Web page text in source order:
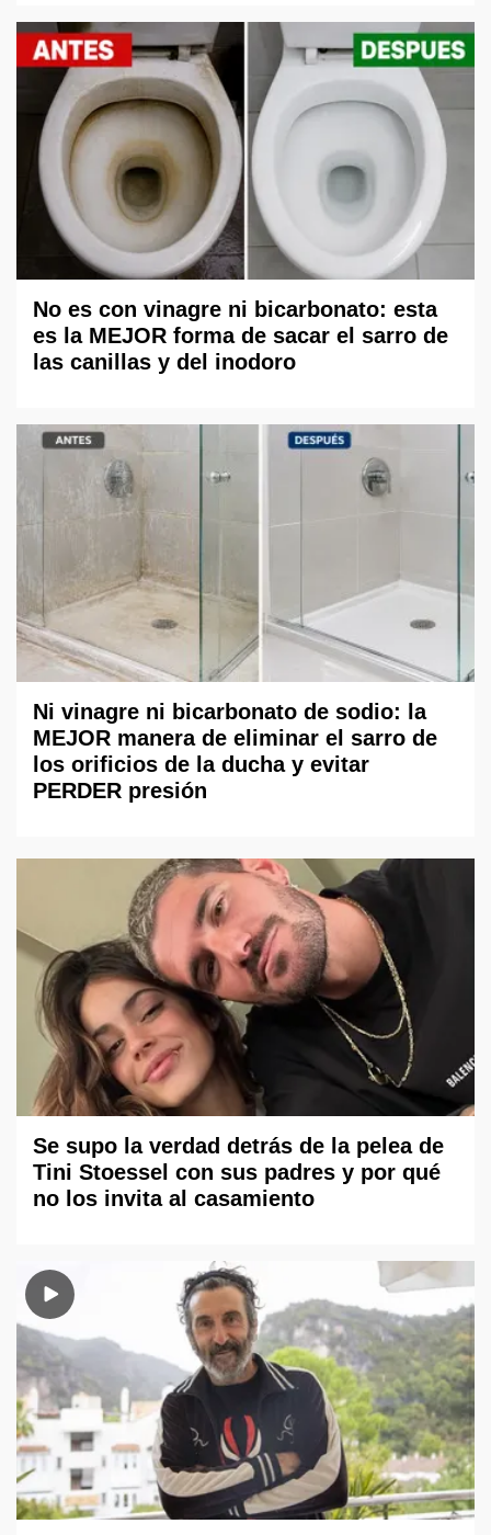
No es con vinagre ni bicarbonato: esta
es la MEJOR forma de sacar el sarro de
las canillas y del inodoro
Ni vinagre ni bicarbonato de sodio: la
MEJOR manera de eliminar el sarro de
los orificios de la ducha y evitar
PERDER presión
Se supo la verdad detrás de la pelea de
Tini Stoessel con sus padres y por qué
no los invita al casamiento